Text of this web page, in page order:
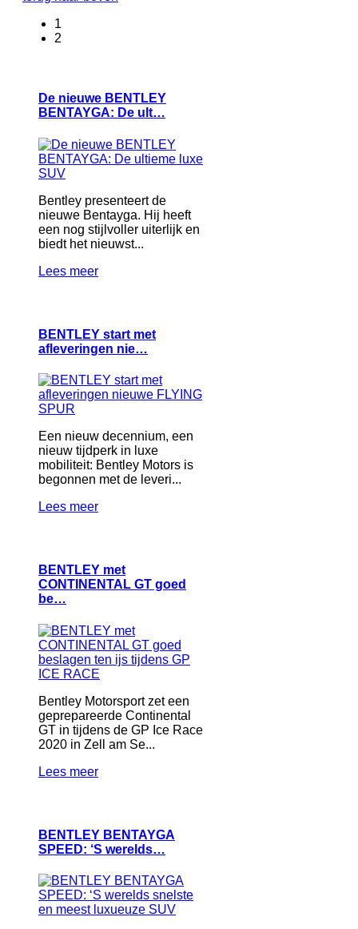
1
2
De nieuwe BENTLEY
BENTAYGA: De ult…
Bentley presenteert de
nieuwe Bentayga. Hij heeft
een nog stijlvoller uiterlijk en
biedt het nieuwst...
Lees meer
BENTLEY start met
afleveringen nie…
Een nieuw decennium, een
nieuw tijdperk in luxe
mobiliteit: Bentley Motors is
begonnen met de leveri...
Lees meer
BENTLEY met
CONTINENTAL GT goed
be…
Bentley Motorsport zet een
geprepareerde Continental
GT in tijdens de GP Ice Race
2020 in Zell am Se...
Lees meer
BENTLEY BENTAYGA
SPEED: ‘S werelds…